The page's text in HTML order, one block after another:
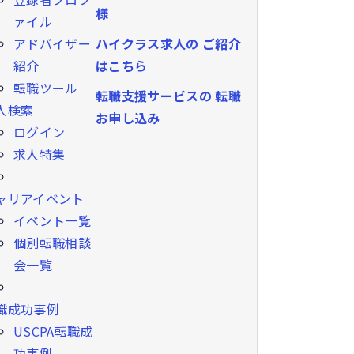
ァイル
アドバイザー
紹介
転職ツール
検索
ログイン
求人特集
リアイベント
イベント一覧
個別転職相談
会一覧
成功事例
USCPA転職成
様
ハイクラス求人の ご紹介
はこちら
転職支援サービスの 転職
お申し込み